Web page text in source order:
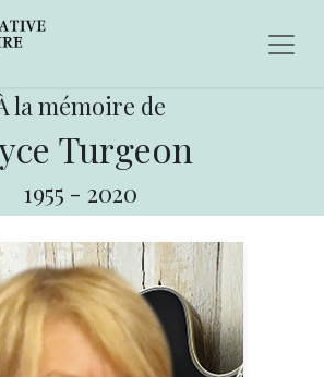
la mémoire de
Turgeon
1955 - 2020